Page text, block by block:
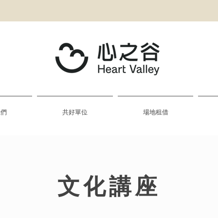
共好單位 場地租借
​文化講座